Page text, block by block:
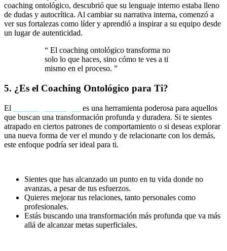
coaching ontológico, descubrió que su lenguaje interno estaba lleno
de dudas y autocrítica. Al cambiar su narrativa interna, comenzó a
ver sus fortalezas como líder y aprendió a inspirar a su equipo desde
un lugar de autenticidad.
“ El coaching ontológico transforma no
solo lo que haces, sino cómo te ves a ti
mismo en el proceso. ”
5. ¿Es el Coaching Ontológico para Ti?
El
es una herramienta poderosa para aquellos
que buscan una transformación profunda y duradera. Si te sientes
atrapado en ciertos patrones de comportamiento o si deseas explorar
una nueva forma de ver el mundo y de relacionarte con los demás,
este enfoque podría ser ideal para ti.
Sientes que has alcanzado un punto en tu vida donde no
avanzas, a pesar de tus esfuerzos.
Quieres mejorar tus relaciones, tanto personales como
profesionales.
Estás buscando una transformación más profunda que va más
allá de alcanzar metas superficiales.